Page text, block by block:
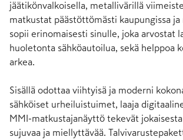
jäätikönvalkoisella, metallivärillä
matkustat päästöttömästi kaupungissa ja
sopii erinomaisesti sinulle, joka arvostat
huoletonta sähköautoilua, sekä helppoa
arkea.
Sisällä odottaa viihtyisä ja moderni
sähköiset urheiluistuimet, laaja
MMI-matkustajanäyttö tekevät
sujuvaa ja miellyttävää.